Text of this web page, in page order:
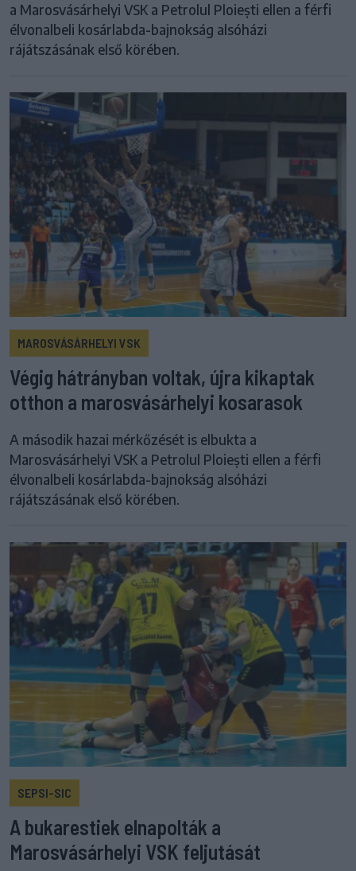
a Marosvásárhelyi VSK a Petrolul Ploiești ellen a férfi
élvonalbeli kosárlabda-bajnokság alsóházi
rájátszásának első körében.
MAROSVÁSÁRHELYI VSK
Végig hátrányban voltak, újra kikaptak
otthon a marosvásárhelyi kosarasok
A második hazai mérkőzését is elbukta a
Marosvásárhelyi VSK a Petrolul Ploiești ellen a férfi
élvonalbeli kosárlabda-bajnokság alsóházi
rájátszásának első körében.
SEPSI-SIC
A bukarestiek elnapolták a
Marosvásárhelyi VSK feljutását